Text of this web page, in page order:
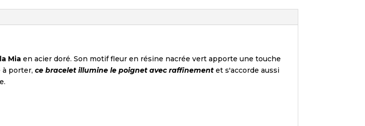
Mia en acier doré. Son motif fleur en résine nacrée vert apporte une touche
à porter, ce bracelet illumine le poignet avec raffinement et s'accorde aussi